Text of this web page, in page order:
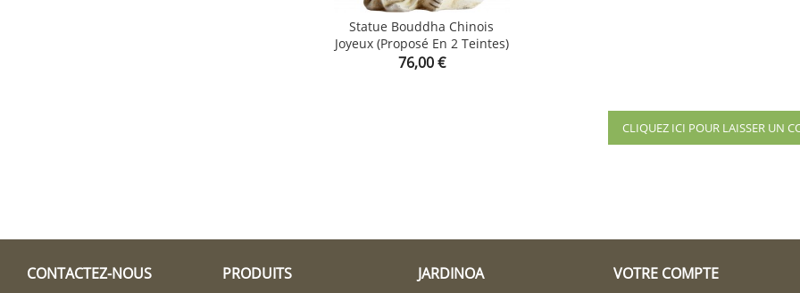
Statue Bouddha Chinois
Joyeux (proposé En 2 Teintes)
Prix
76,00 €
shopping_cart 
CLIQUEZ ICI POUR LAISSER UN
CONTACTEZ-NOUS PRODUITS JARDINOA VOTRE COMPTE